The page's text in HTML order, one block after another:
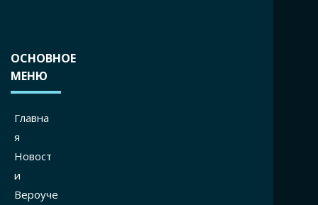
ОСНОВНОЕ
МЕНЮ
Главна
я
Новост
и
Вероуче